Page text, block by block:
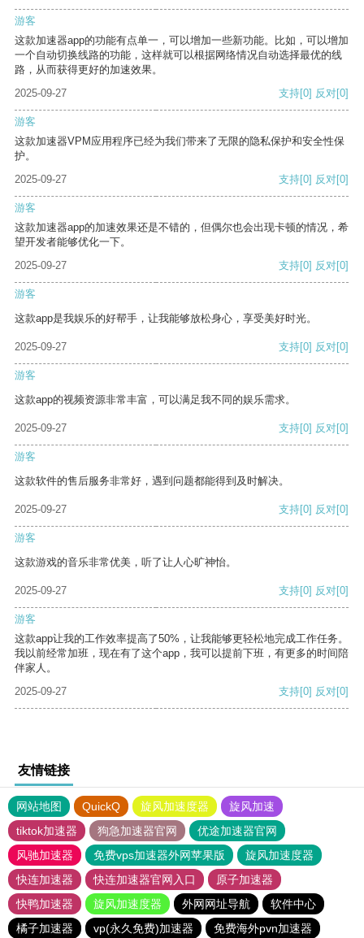
游客
这款加速器app的功能有点单一，可以增加一些新功能。比如，可以增加
一个自动切换线路的功能，这样就可以根据网络情况自动选择最优的线
路，从而获得更好的加速效果。
2025-09-27
支持[0] 反对[0]
游客
这款加速器VPM应用程序已经为我们带来了无限的隐私保护和安全性保
护。
2025-09-27
支持[0] 反对[0]
游客
这款加速器app的加速效果还是不错的，但偶尔也会出现卡顿的情况，希
望开发者能够优化一下。
2025-09-27
支持[0] 反对[0]
游客
这款app是我娱乐的好帮手，让我能够放松身心，享受美好时光。
2025-09-27 支持[0] 反对[0]
游客
这款app的视频资源非常丰富，可以满足我不同的娱乐需求。
2025-09-27 支持[0] 反对[0]
游客
这款软件的售后服务非常好，遇到问题都能得到及时解决。
2025-09-27 支持[0] 反对[0]
游客
这款游戏的音乐非常优美，听了让人心旷神怡。
2025-09-27 支持[0] 反对[0]
游客
这款app让我的工作效率提高了50%，让我能够更轻松地完成工作任务。
我以前经常加班，现在有了这个app，我可以提前下班，有更多的时间陪
伴家人。
2025-09-27
支持[0] 反对[0]
友情链接
网站地图 QuickQ 旋风加速度器
旋风加速
tiktok加速器
狗急加速器官网
优途加速器官网
风驰加速器
免费vps加速器外网苹果版
旋风加速度器
快连加速器
快连加速器官网入口
原子加速器
快鸭加速器
旋风加速度器 外网网址导航
软件中心
橘子加速器
vp(永久免费)加速器 免费海外pvn加速器